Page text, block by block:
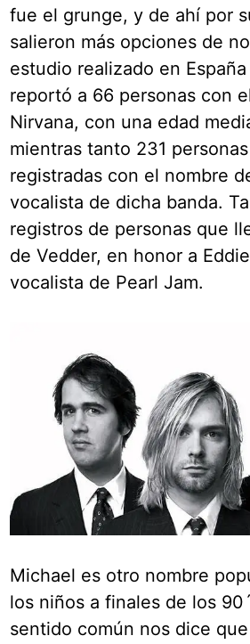
fue el grunge, y de ahí por
salieron más opciones de
estudio realizado en
reportó a 66 personas con
Nirvana, con una edad
mientras tanto 231
registradas con el nombre
vocalista de dicha banda.
registros de personas que
de Vedder, en honor a
vocalista de Pearl Jam.
Michael es otro nombre
los niños a finales de los
sentido común nos dice